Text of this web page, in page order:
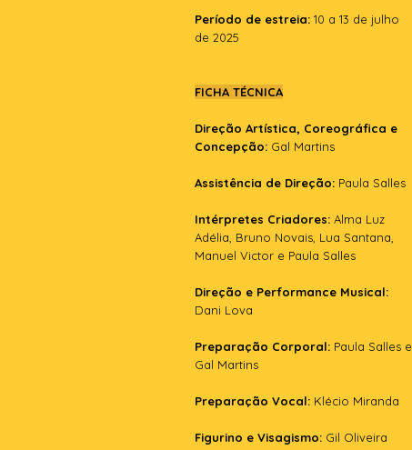
Período de estreia: 10 a 13 de julho
de 2025
FICHA TÉCNICA
Direção Artística, Coreográfica e
Concepção: Gal Martins
Assistência de Direção: Paula Salles
Intérpretes Criadores: Alma Luz
Adélia, Bruno Novais, Lua Santana,
Manuel Victor e Paula Salles
Direção e Performance Musical:
Dani Lova
Preparação Corporal: Paula Salles e
Gal Martins
Preparação Vocal: Klécio Miranda
Figurino e Visagismo: Gil Oliveira